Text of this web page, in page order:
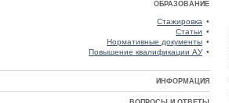
ОБРАЗОВАНИЕ
Стажировка •
Статьи •
Нормативные документы •
Повышение квалификации АУ •
ИНФОРМАЦИЯ